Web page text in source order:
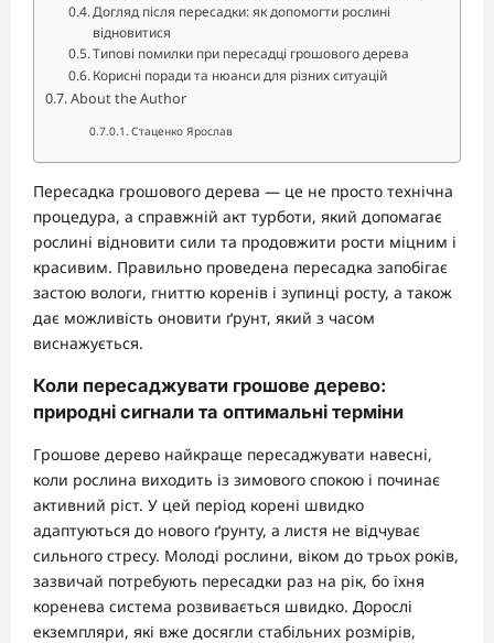
Догляд після пересадки: як допомогти рослині
відновитися
Типові помилки при пересадці грошового дерева
Корисні поради та нюанси для різних ситуацій
About the Author
Стаценко Ярослав
Пересадка грошового дерева — це не просто технічна
процедура, а справжній акт турботи, який допомагає
рослині відновити сили та продовжити рости міцним і
красивим. Правильно проведена пересадка запобігає
застою вологи, гниттю коренів і зупинці росту, а також
дає можливість оновити ґрунт, який з часом
виснажується.
Коли пересаджувати грошове дерево:
природні сигнали та оптимальні терміни
Грошове дерево найкраще пересаджувати навесні,
коли рослина виходить із зимового спокою і починає
активний ріст. У цей період корені швидко
адаптуються до нового ґрунту, а листя не відчуває
сильного стресу. Молоді рослини, віком до трьох років,
зазвичай потребують пересадки раз на рік, бо їхня
коренева система розвивається швидко. Дорослі
екземпляри, які вже досягли стабільних розмірів,